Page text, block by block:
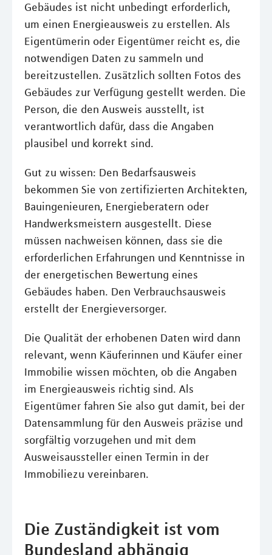
Gebäudes ist nicht unbedingt erforderlich,
um einen Energieausweis zu erstellen. Als
Eigentümerin oder Eigentümer reicht es, die
notwendigen Daten zu sammeln und
bereitzustellen. Zusätzlich sollten Fotos des
Gebäudes zur Verfügung gestellt werden. Die
Person, die den Ausweis ausstellt, ist
verantwortlich dafür, dass die Angaben
plausibel und korrekt sind.
Gut zu wissen: Den Bedarfsausweis
bekommen Sie von zertifizierten Architekten,
Bauingenieuren, Energieberatern oder
Handwerksmeistern ausgestellt. Diese
müssen nachweisen können, dass sie die
erforderlichen Erfahrungen und Kenntnisse in
der energetischen Bewertung eines
Gebäudes haben. Den Verbrauchsausweis
erstellt der Energieversorger.
Die Qualität der erhobenen Daten wird dann
relevant, wenn Käuferinnen und Käufer einer
Immobilie wissen möchten, ob die Angaben
im Energieausweis richtig sind. Als
Eigentümer fahren Sie also gut damit, bei der
Datensammlung für den Ausweis präzise und
sorgfältig vorzugehen und mit dem
Ausweisaussteller einen Termin in der
Immobiliezu vereinbaren.
Die Zuständigkeit ist vom
Bundesland abhängig